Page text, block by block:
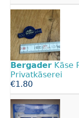
Bergader Käse
Privatkäserei
€1.80